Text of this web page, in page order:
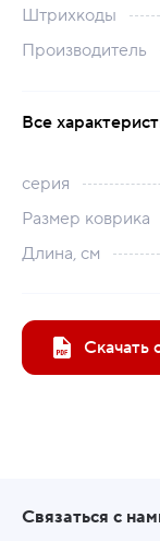
Штрихкоды
Производитель
Все
серия
Размер коврика
Длина, см
Скачать
Связаться с